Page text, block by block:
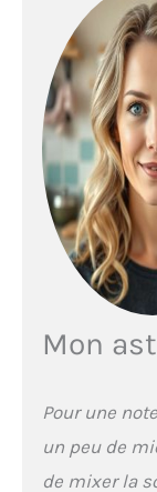
Mon
Pour une
un peu de
de mixer la